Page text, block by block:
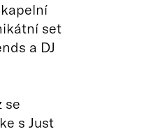
set
a DJ
se
s Just